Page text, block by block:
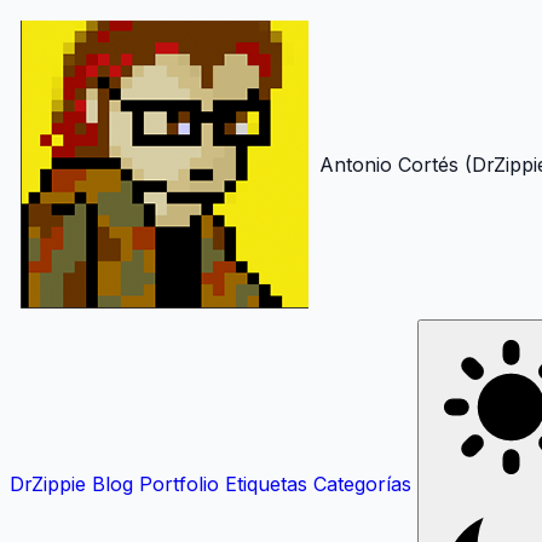
Antonio Cortés
DrZippie Blog Portfolio Etiquetas Categorías